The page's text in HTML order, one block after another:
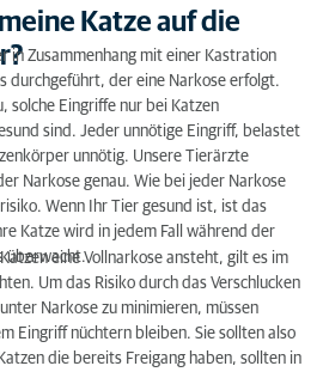
Katze auf die
in Zusammenhang mit einer Kastration
durchgeführt, der eine Narkose erfolgt.
solche Eingriffe nur bei Katzen
sind. Jeder unnötige Eingriff, belastet
unnötig. Unsere Tierärzte
Narkose genau. Wie bei jeder Narkose
Wenn Ihr Tier gesund ist, ist das
Katze wird in jedem Fall während der
überwacht.eine Vollnarkose ansteht, gilt es im
Um das Risiko durch das Verschlucken
Narkose zu minimieren, müssen
Eingriff nüchtern bleiben. Sie sollten also
die bereits Freigang haben, sollten in